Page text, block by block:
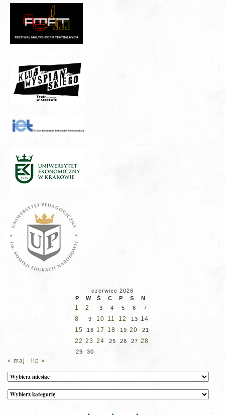
czerwiec 2026
P
W Ś C P S N
1 2 3 4 5 6 7
8 9 10 11 12 13 14
15
16 17 18 19 20 21
22 23 24 25 26 27 28
29 30
« maj lip »
Archiwum
Kategorie
wpisów